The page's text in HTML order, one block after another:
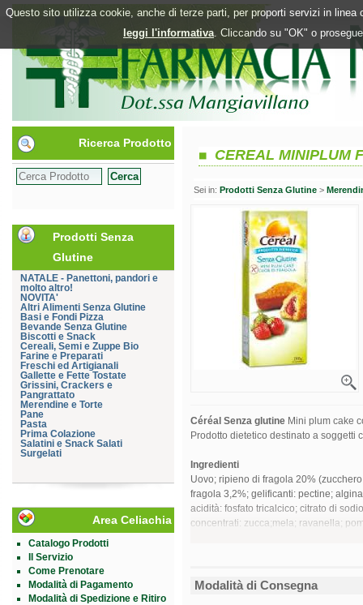
Questo sito utilizza cookie, anche di terze parti, per proporti servizi in
leggi l'informativa. Cliccando su "OK" o
Ricerca Prodotto
Prodotti Senza
Glutine
NATALE - Panettoni, pandori e
molto altro!
NOVITA'
Altri Alimenti Senza Glutine
Basi e Fondi Pizza
Bevande Senza Glutine
Biscotti e Snack
Cereali, Semi e Zuppe Bio
Farine e Preparati
Freschi ed Artigianali
Gallette e Fette Tostate
Grissini, Crackers e
Pangrattato
Merendine e Torte
Pane
Pasta
Prima Colazione
Salatini e Snack Salati
Surgelati
Area Celiachia
Catalogo Prodotti
Il Servizio
Come Prenotare
Modalità di Pagamento
Modalità di Spedizione e Ritiro
CEREAL MINIPLUM
Sei in: Prodotti Senza Glutine >
Céréal Senza glutine Mini plum cake
Prodotto dietetico destinato a soggetti
Ingredienti
Uovo; ripieno di fragola 20%
fragola 3,2%; gelificanti: pectine;
acidità: fosfato tricalcico; citrato di
concentrati: zucca;mela; ravanella;
aromi.
Modalità di Consegna